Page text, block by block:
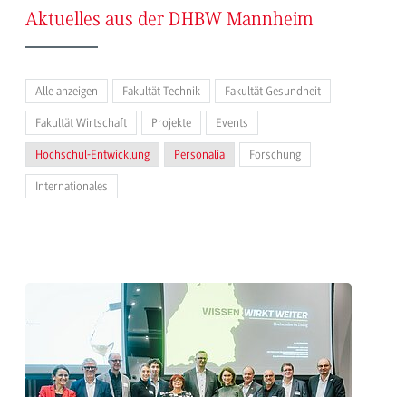
Aktuelles aus der DHBW Mannheim
Alle anzeigen Fakultät Technik Fakultät Gesundheit
Fakultät Wirtschaft Projekte Events
Hochschul-Entwicklung Personalia Forschung
Internationales